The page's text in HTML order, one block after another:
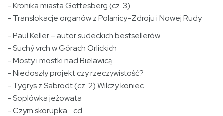
- Kronika miasta Gottesberg (cz. 3)
- Translokacje organów z Polanicy-Zdroju i Nowej Rudy
- Paul Keller – autor sudeckich bestsellerów
- Suchý vrch w Górach Orlickich
- Mosty i mostki nad Bielawicą
- Niedoszły projekt czy rzeczywistość?
- Tygrys z Sabrodt (cz. 2) Wilczy koniec
- Soplówka jeżowata
- Czym skorupka… cd.